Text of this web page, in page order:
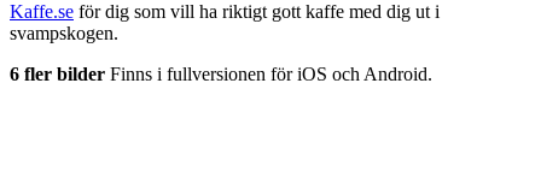
Kaffe.se för dig som vill ha riktigt gott kaffe med dig ut i
svampskogen.
6 fler bilder Finns i fullversionen för iOS och Android.